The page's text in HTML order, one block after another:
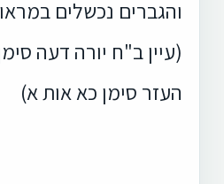
והגברים נכשלים
(עיין ב"ח יורה דעה
העזר סימן כא אות א)